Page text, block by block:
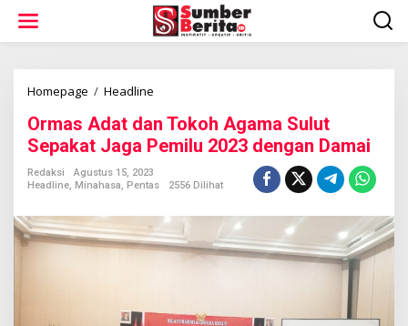
w
Homepage / Headline
m
a
d
d
a
Ormas Adat dan Tokoh Agama Sulut
Sepakat Jaga Pemilu 2023 dengan Damai
Redaksi
Agustus 15, 2023
Headline, Minahasa, Pentas 2556 Dilihat